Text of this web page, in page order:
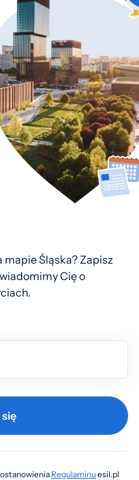
mapie Śląska? Zapisz
Cię o
Regulaminuesil.pl